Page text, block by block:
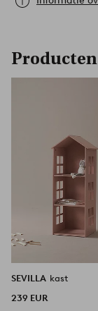
SEVILLA kast
239 EUR